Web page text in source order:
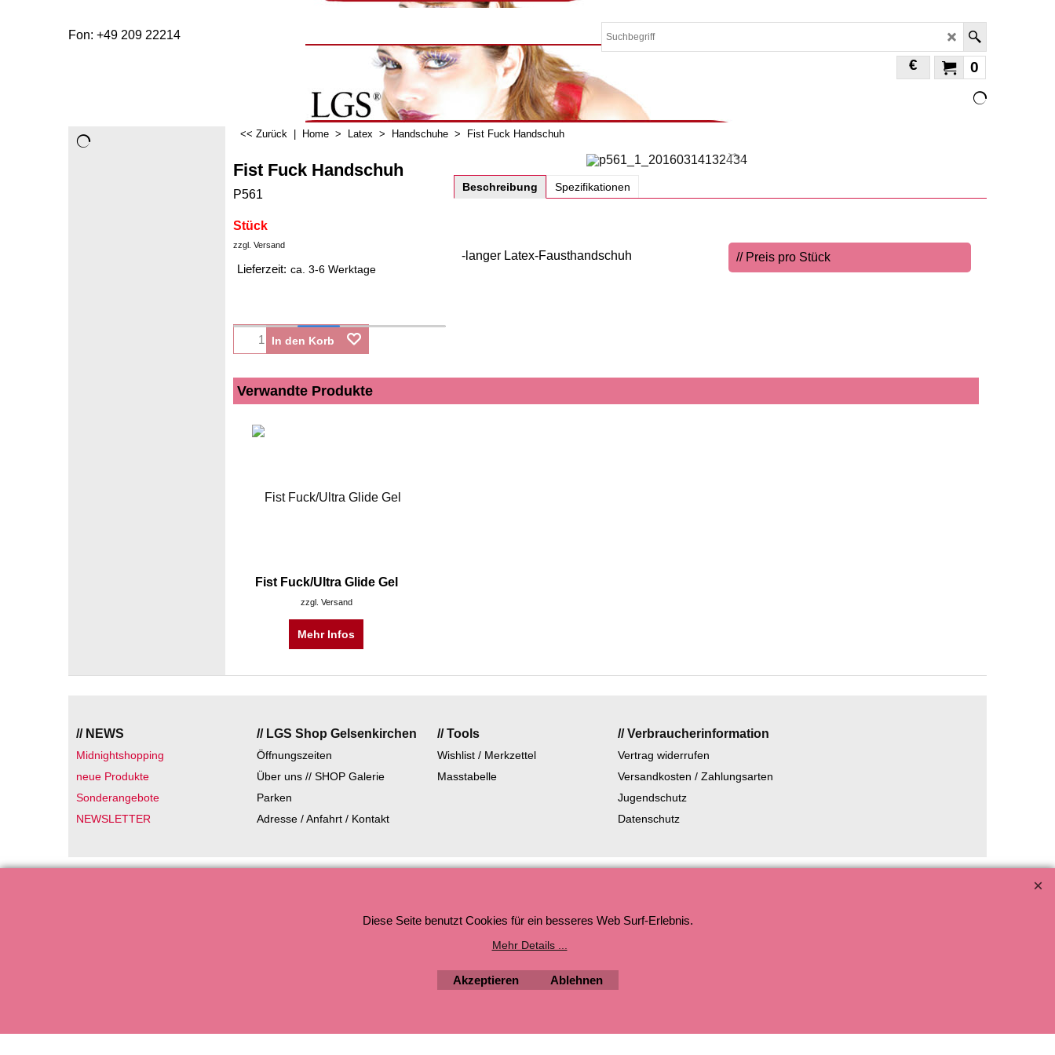
Fon: +49 209 22214
0
€
<< Zurück Home > Latex > Handschuhe > Fist Fuck Handschuh
Fist Fuck Handschuh
P561
Stück
zzgl. Versand
Lieferzeit: ca. 3-6 Werktage
In den Korb
Beschreibung Spezifikationen
// Preis pro Stück
-langer Latex-Fausthandschuh
Verwandte Produkte
Fist Fuck/Ultra Glide Gel
zzgl. Versand
Mehr Infos
// NEWS
Midnightshopping
neue Produkte
Sonderangebote
NEWSLETTER
// LGS Shop Gelsenkirchen
Öffnungszeiten
Über uns // SHOP Galerie
Parken
Adresse / Anfahrt / Kontakt
// Tools
Wishlist / Merkzettel
Masstabelle
// Verbraucherinformation
Vertrag widerrufen
Versandkosten / Zahlungsarten
Jugendschutz
Datenschutz
Diese Seite benutzt Cookies für ein besseres Web Surf-Erlebnis.
Mehr Details ...
Akzeptieren Ablehnen